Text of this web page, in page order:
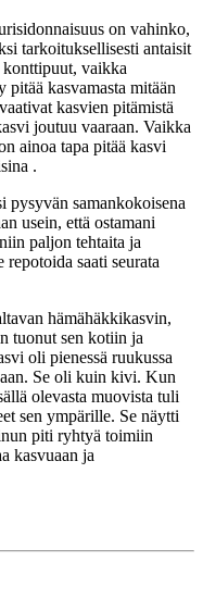
on vahinko,
tarkoituksellisesti antaisit
konttipuut, vaikka
kasvamasta mitään
kasvien pitämistä
joutuu vaaraan. Vaikka
ainoa tapa pitää kasvi
.
pysyvän samankokoisena
usein, että ostamani
paljon tehtaita ja
saati seurata
hämähäkkikasvin,
tuonut sen kotiin ja
oli pienessä ruukussa
Se oli kuin kivi. Kun
olevasta muovista tuli
sen ympärille. Se näytti
piti ryhtyä toimiin
kasvuaan ja